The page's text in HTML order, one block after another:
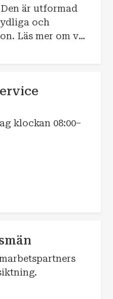
är utformad
och
Läs mer om vår
klockan 08:00–